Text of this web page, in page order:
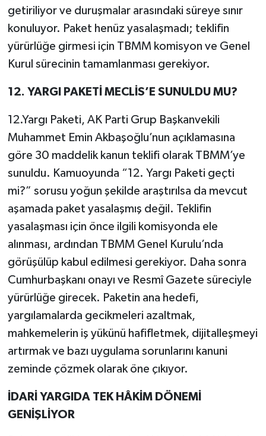
getiriliyor ve duruşmalar arasındaki süreye sınır
konuluyor. Paket henüz yasalaşmadı; teklifin
yürürlüğe girmesi için TBMM komisyon ve Genel
Kurul sürecinin tamamlanması gerekiyor.
12. YARGI PAKETİ MECLİS’E SUNULDU MU?
12.Yargı Paketi, AK Parti Grup Başkanvekili
Muhammet Emin Akbaşoğlu’nun açıklamasına
göre 30 maddelik kanun teklifi olarak TBMM’ye
sunuldu. Kamuoyunda “12. Yargı Paketi geçti
mi?” sorusu yoğun şekilde araştırılsa da mevcut
aşamada paket yasalaşmış değil. Teklifin
yasalaşması için önce ilgili komisyonda ele
alınması, ardından TBMM Genel Kurulu’nda
görüşülüp kabul edilmesi gerekiyor. Daha sonra
Cumhurbaşkanı onayı ve Resmî Gazete süreciyle
yürürlüğe girecek. Paketin ana hedefi,
yargılamalarda gecikmeleri azaltmak,
mahkemelerin iş yükünü hafifletmek, dijitalleşmeyi
artırmak ve bazı uygulama sorunlarını kanuni
zeminde çözmek olarak öne çıkıyor.
İDARİ YARGIDA TEK HÂKİM DÖNEMİ
GENİŞLİYOR